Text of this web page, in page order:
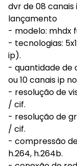
dvr de 08
lançamento
- modelo: mhdx
- tecnologias:
ip).
- quantidade de
ou 10 canais ip
- resolução de
/ cif.
- resolução de
/ cif.
- compressão de
h.264, h.264b.